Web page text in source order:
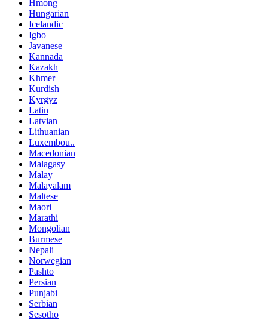
Hmong
Hungarian
Icelandic
Igbo
Javanese
Kannada
Kazakh
Khmer
Kurdish
Kyrgyz
Latin
Latvian
Lithuanian
Luxembou..
Macedonian
Malagasy
Malay
Malayalam
Maltese
Maori
Marathi
Mongolian
Burmese
Nepali
Norwegian
Pashto
Persian
Punjabi
Serbian
Sesotho